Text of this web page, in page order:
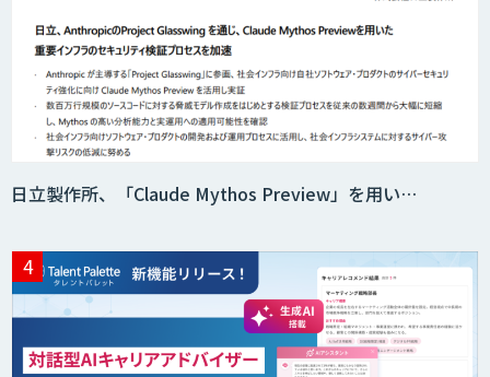
AI価格調査ツールSmapra
secondz Agentsense
Smart Search
日立製作所、「Claude Mythos Preview」を用い…